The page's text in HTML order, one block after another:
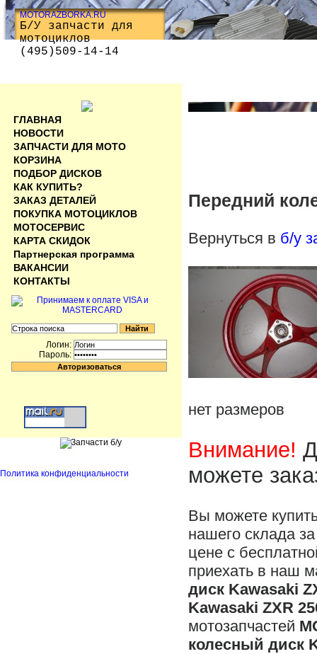
MOTORAZBORKA.RU
Б/У запчасти для
мотоциклов
(495)509-14-14
Передний
Вернуться в б/у
нет размеров
Внимание!
можете
Вы можете
нашего склада
цене с
приехать в наш
диск Kawasaki
Kawasaki ZXR
мотозапчастей
колесный диск
ГЛАВНАЯ
НОВОСТИ
ЗАПЧАСТИ ДЛЯ МОТО
КОРЗИНА
ПОДБОР ДИСКОВ
КАК КУПИТЬ?
ЗАКАЗ ДЕТАЛЕЙ
ПОКУПКА МОТОЦИКЛОВ
МОТОСЕРВИС
КАРТА СКИДОК
Партнерская программа
ВАКАНСИИ
КОНТАКТЫ
Логин:
Пароль:
Политика конфиденциальности